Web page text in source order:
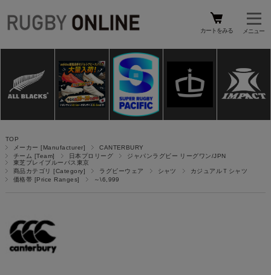
カートをみる
TOP
メーカー [Manufacturer]
CANTERBURY
チーム [Team]
日本プロリーグ
ジャパンラグビー リーグワン/JPN
東芝ブレイブルーパス東京
商品カテゴリ [Category]
ラグビーウェア シャツ
カジュアルＴシャツ
価格帯 [Price Ranges]
～\6,999